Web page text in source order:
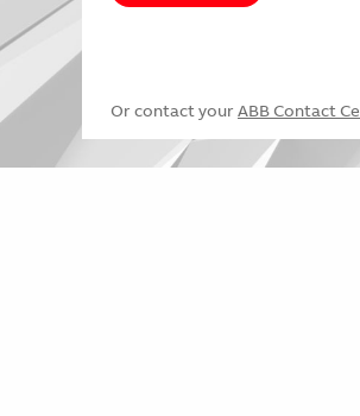
Or contact your ABB Contact